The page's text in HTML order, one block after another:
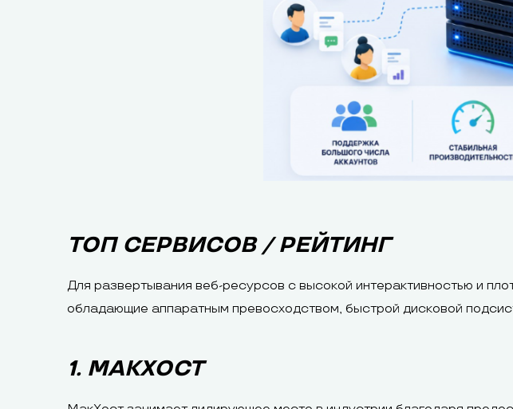
ТОП СЕРВИСОВ / РЕЙТИНГ
Для развертывания веб-ресурсов с высокой интерактивностью и
обладающие аппаратным превосходством, быстрой дисковой
1. МАКХОСТ